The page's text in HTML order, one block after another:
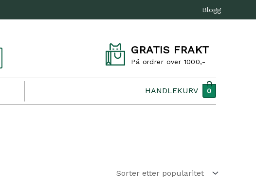
Blogg
GRATIS FRAKT
På ordrer over 1000,-
HANDLEKURV 0